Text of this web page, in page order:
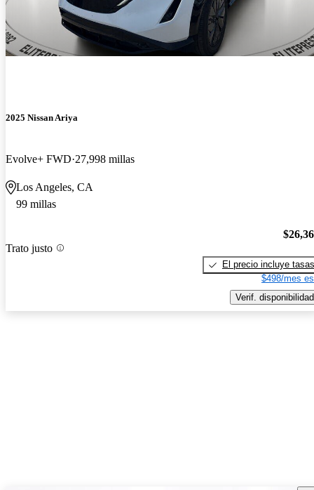
2025 Nissan Ariya
Evolve+ FWD 27,998 millas
Los Angeles, CA
99 millas
Trato justo
El precio incluye tasas
$498/mes
Verif. disponibilidad